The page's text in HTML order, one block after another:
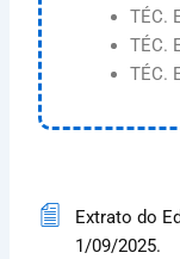
TÉC.
TÉC.
TÉC.
Extrato do
1/09/2025.